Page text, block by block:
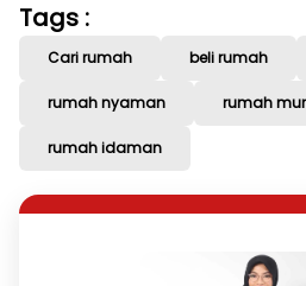
Tags :
Cari rumah beli rumah
rumah nyaman rumah
rumah idaman